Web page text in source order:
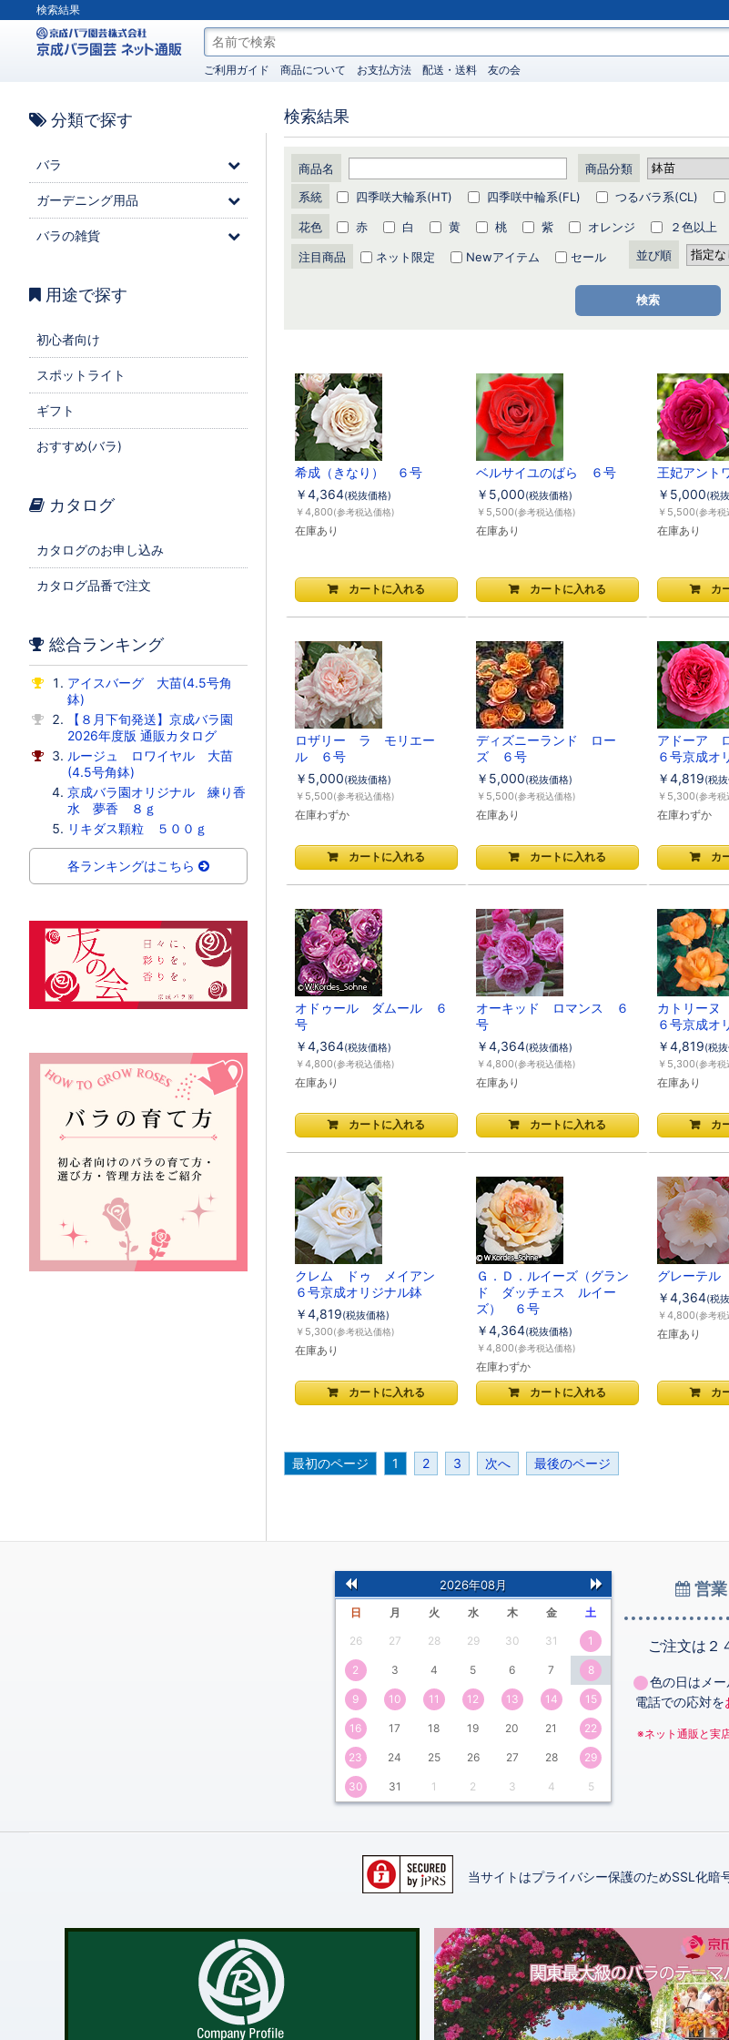
検索結果
ご利用ガイド 商品について お支払方法 配送・送料 友の会
検索結果
商品名
商品分類
系統
四季咲大輪系(HT) 四季咲中輪系(FL) つるバラ系(CL)
花色 赤 白 黄 桃 紫 オレンジ ２色以上
注目商品 ネット限定 Newアイテム セール 並び順
希成（きなり） ６号
￥4,364(税抜価格)
￥4,800(参考税込価格)
在庫あり
ベルサイユのばら ６号
￥5,000(税抜価格)
￥5,500(参考税込価格)
在庫あり
王妃アン
￥5,000(税
￥5,500(参考税
在庫あり
ロザリー ラ モリエー
ル ６号
￥5,000(税抜価格)
￥5,500(参考税込価格)
在庫わずか
ディズニーランド ロー
ズ ６号
￥5,000(税抜価格)
￥5,500(参考税込価格)
在庫あり
アドーア
６号京成オ
￥4,819(税
￥5,300(参考税
在庫わずか
オドゥール ダムール ６
号
￥4,364(税抜価格)
￥4,800(参考税込価格)
在庫あり
オーキッド ロマンス ６
号
￥4,364(税抜価格)
￥4,800(参考税込価格)
在庫あり
カトリー
６号京成オ
￥4,819(税
￥5,300(参考税
在庫あり
クレム ドゥ メイアン
６号京成オリジナル鉢
￥4,819(税抜価格)
￥5,300(参考税込価格)
在庫あり
Ｇ．Ｄ．ルイーズ（グラン
ド ダッチェス ルイー
ズ） ６号
￥4,364(税抜価格)
￥4,800(参考税込価格)
在庫わずか
グレーテ
￥4,364(税
￥4,800(参考税
在庫あり
最初のページ 1 2 3 次へ 最後のページ
分類で探す
バラ
ガーデニング用品
バラの雑貨
用途で探す
初心者向け
スポットライト
ギフト
おすすめ(バラ)
カタログ
カタログのお申し込み
カタログ品番で注文
総合ランキング
アイスバーグ 大苗(4.5号角
鉢)
【８月下旬発送】京成バラ園
2026年度版 通販カタログ
ルージュ ロワイヤル 大苗
(4.5号角鉢)
京成バラ園オリジナル 練り香
水 夢香 ８ｇ
リキダス顆粒 ５００ｇ
各ランキングはこちら
前
の
月
次
月
2026年08月
日 月 火 水 木 金 土
26 27 28 29 30 31 1
2 3 4 5 6 7 8
9 10 11 12 13 14 15
16 17 18 19 20 21 22
23 24 25 26 27 28 29
30 31 1 2 3 4 5
営業
ご注文は２
色の日はメ
電話での応対を
※ネット通販と実
当サイトはプライバシー保護のためSSL化暗